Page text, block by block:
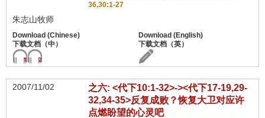
36,30:1-27
朱志山牧师
2007/11/02
之六: <代下10:1-32>-><代下17-19,29-
32,34-35>反复成败？恢复大卫对应许
点燃盼望的心灵吧